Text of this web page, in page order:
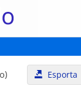
Esporta